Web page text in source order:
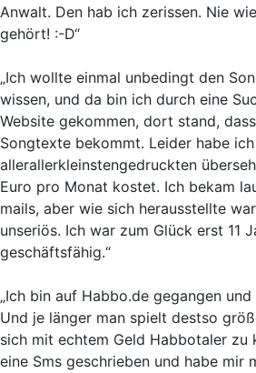
Anwalt. Den hab ich zerissen. Nie
gehört! :-D“
„Ich wollte einmal unbedingt den
wissen, und da bin ich durch eine
Website gekommen, dort stand,
Songtexte bekommt. Leider habe
allerallerkleinstengedruckten
Euro pro Monat kostet. Ich bekam
mails, aber wie sich herausstellte
unseriös. Ich war zum Glück erst 11
geschäftsfähig.“
„Ich bin auf Habbo.de gegangen
Und je länger man spielt destso
sich mit echtem Geld Habbotaler zu
eine Sms geschrieben und habe mir